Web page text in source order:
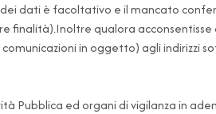
dati è facoltativo e il mancato
finalità).Inoltre qualora
in oggetto) agli indirizzi
Pubblica ed organi di vigilanza in